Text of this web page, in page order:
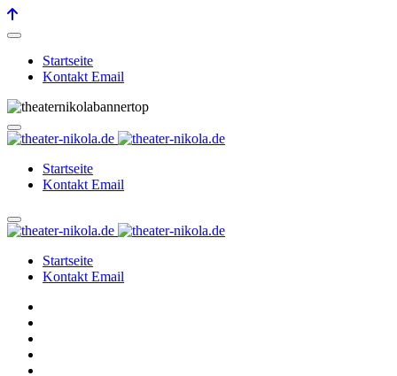
Startseite
Kontakt Email
Startseite
Kontakt Email
Startseite
Kontakt Email